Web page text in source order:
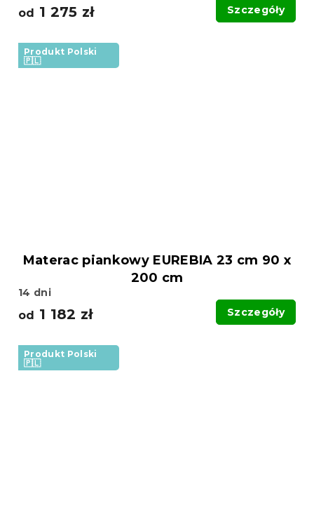
od 1 275 zł Szczegóły
Produkt Polski
🇵🇱
Materac piankowy EUREBIA 23 cm 90 x
200 cm
14 dni
od 1 182 zł Szczegóły
Produkt Polski
🇵🇱